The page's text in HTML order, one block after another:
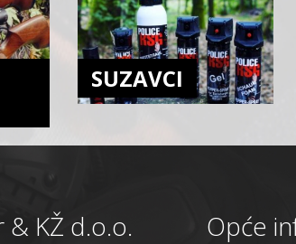
SUZAVCI
KŽ d.o.o. Opće